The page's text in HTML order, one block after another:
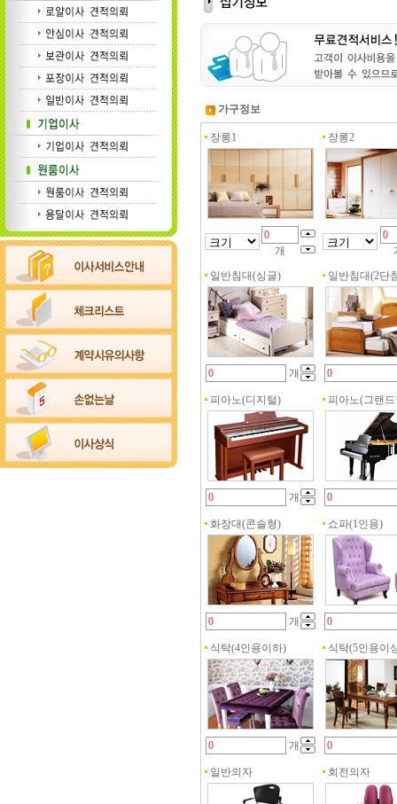
가구정보
장롱1 장롱2
개
일반침대(싱글)
일반침대(2단
개
피아노(디지털) 피아노(그랜
개
화장대(콘솔형) 쇼파(1인용)
개
식탁(4인용이하) 식탁(5인용이
개
일반의자 회전의자